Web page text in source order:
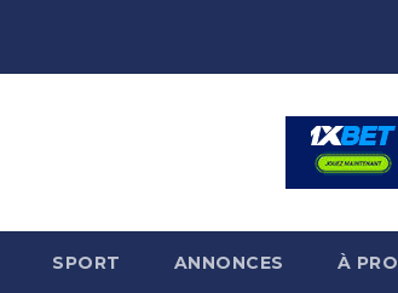
SPORT ANNONCES À